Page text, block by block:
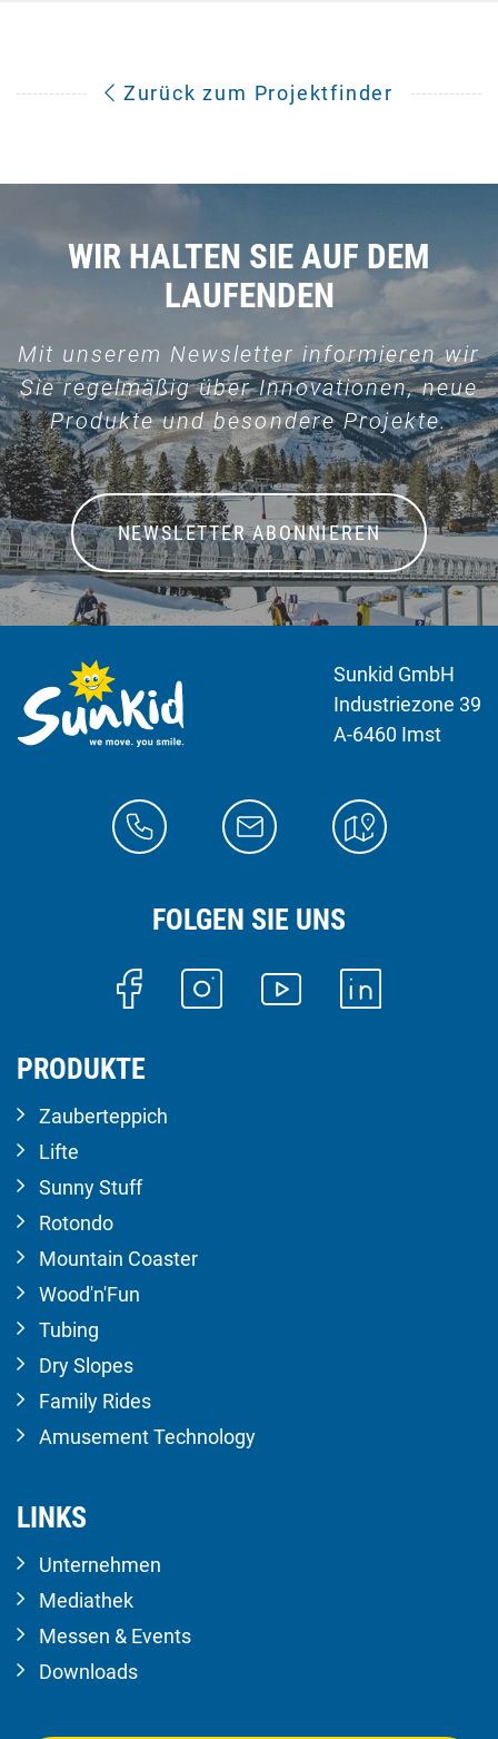
Zurück zum Projektfinder
WIR HALTEN SIE AUF DEM
LAUFENDEN
Mit unserem Newsletter informieren wir
Sie regelmäßig über Innovationen, neue
Produkte und besondere Projekte.
NEWSLETTER ABONNIEREN
Sunkid GmbH
Industriezone 39
A-6460 Imst
FOLGEN SIE UNS
PRODUKTE
Zauberteppich
Lifte
Sunny Stuff
Rotondo
Mountain Coaster
Wood'n'Fun
Tubing
Dry Slopes
Family Rides
Amusement Technology
LINKS
Unternehmen
Mediathek
Messen & Events
Downloads